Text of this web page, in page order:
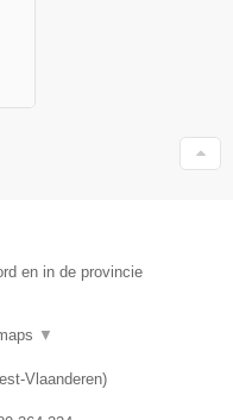
en in de provincie
▼
Vlaanderen)